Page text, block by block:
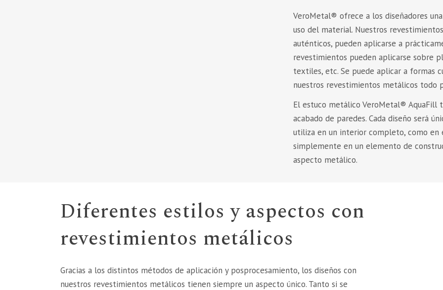
VeroMetal® ofrece a los diseñadores
uso del material. Nuestros
auténticos, pueden aplicarse a
revestimientos pueden aplicarse sobre
textiles, etc. Se puede aplicar a formas
nuestros revestimientos metálicos todo
El estuco metálico VeroMetal® AquaFill
acabado de paredes. Cada diseño será
utiliza en un interior completo, como en
simplemente en un elemento de
aspecto metálico.
Diferentes estilos y aspectos con
revestimientos metálicos
Gracias a los distintos métodos de aplicación y posprocesamiento, los diseños con
nuestros revestimientos metálicos tienen siempre un aspecto único. Tanto si se